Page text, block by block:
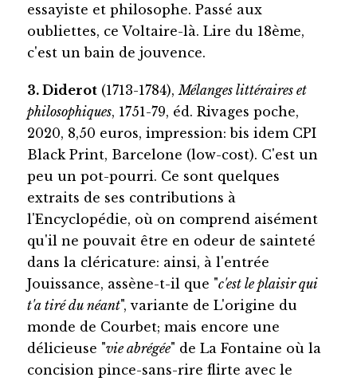
essayiste et philosophe. Passé aux
oubliettes, ce Voltaire-là. Lire du 18ème,
c'est un bain de jouvence.
3. Diderot(1713-1784), Mélanges littéraires et
philosophiques, 1751-79, éd. Rivages poche,
2020, 8,50 euros, impression: bis idem CPI
Black Print, Barcelone (low-cost). C'est un
peu un pot-pourri. Ce sont quelques
extraits de ses contributions à
l'Encyclopédie, où on comprend aisément
qu'il ne pouvait être en odeur de sainteté
dans la cléricature: ainsi, à l'entrée
Jouissance, assène-t-il que "c'est le plaisir qui
t'a tiré du néant", variante de L'origine du
monde de Courbet; mais encore une
délicieuse "vie abrégée" de La Fontaine où la
concision pince-sans-rire flirte avec le